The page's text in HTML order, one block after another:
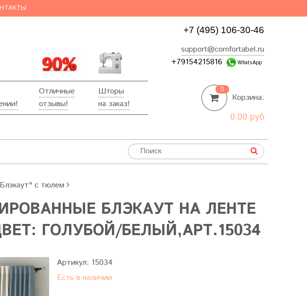
Отличные
отзывы!
Шторы
на заказ!
+7 (495) 106-30-46
support@comfortabel.ru
+79154215816
WhatsApp
0
Корзина:
0.00 руб
с тюлем
БЛЭКАУТ НА ЛЕНТЕ
ГОЛУБОЙ/БЕЛЫЙ,АРТ.15034
Артикул: 15034
Есть в наличии